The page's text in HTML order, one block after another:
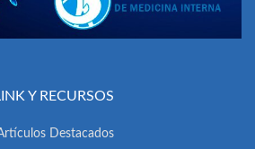
Y RECURSOS
Destacados